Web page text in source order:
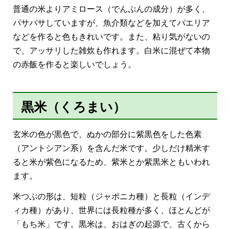
普通の米よりアミロース（でんぷんの成分）が多く、
パサパサしていますが、魚介類などを加えてパエリア
などを作ると色もきれいです。また、粘り気がないの
で、アッサリした雑炊も作れます。白米に混ぜて本物
の赤飯を作ると楽しいでしょう。
黒米（くろまい）
玄米の色が黒色で、ぬかの部分に紫黒色をした色素
（アントシアン系）を含んだ米です。少しだけ精米す
ると米が紫色になるため、紫米とか紫黒米ともいわれ
ます。
米つぶの形は、短粒（ジャポニカ種）と長粒（インデ
ィカ種）があり、世界には長粒種が多く、ほとんどが
「もち米」です。黒米は、おはぎの起源で、古くから